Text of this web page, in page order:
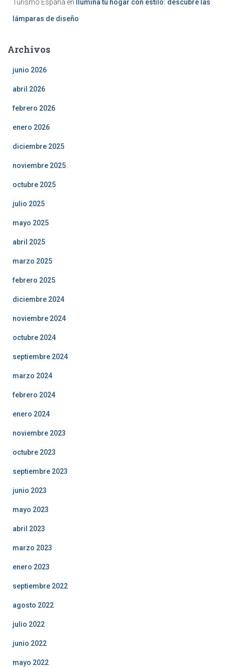
Turismo Espana en Ilumina tu hogar con estilo: descubre las
lámparas de diseño
Archivos
junio 2026
abril 2026
febrero 2026
enero 2026
diciembre 2025
noviembre 2025
octubre 2025
julio 2025
mayo 2025
abril 2025
marzo 2025
febrero 2025
diciembre 2024
noviembre 2024
octubre 2024
septiembre 2024
marzo 2024
febrero 2024
enero 2024
noviembre 2023
octubre 2023
septiembre 2023
junio 2023
mayo 2023
abril 2023
marzo 2023
enero 2023
septiembre 2022
agosto 2022
julio 2022
junio 2022
mayo 2022